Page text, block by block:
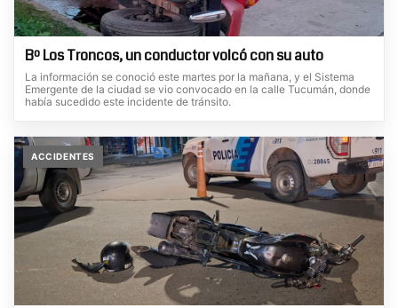
Bº Los Troncos, un conductor volcó con su auto
La información se conoció este martes por la mañana, y el Sistema
Emergente de la ciudad se vio convocado en la calle Tucumán, donde
había sucedido este incidente de tránsito.
ACCIDENTES